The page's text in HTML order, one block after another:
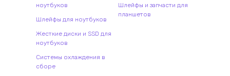
ноутбуков
Шлейфы для ноутбуков
Жесткие диски и SSD для
ноутбуков
Системы охлаждения в
сборе
Шлейфы и запчасти для
планшетов